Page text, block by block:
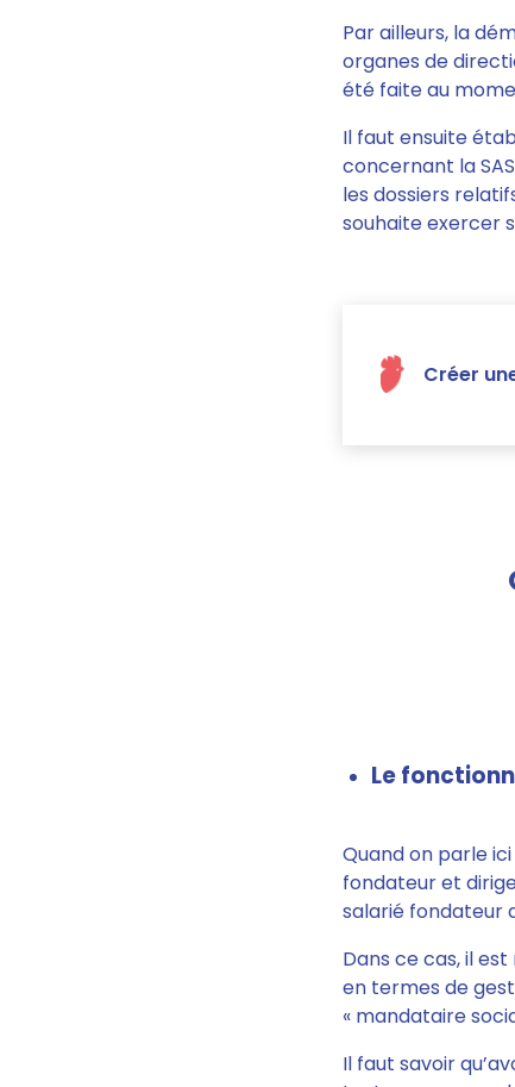
Par ailleurs, la
organes de
été faite au
Il faut ensuite
concernant la
les dossiers
souhaite exercer
Créer
Le
Quand on parle
fondateur et
salarié fondateur
Dans ce cas,il est
en termes de
« mandataire
Il faut savoir